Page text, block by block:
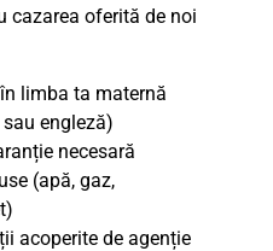
cazarea oferită de noi
limba ta maternă
engleză)
necesară
(apă, gaz,
acoperite de agenție